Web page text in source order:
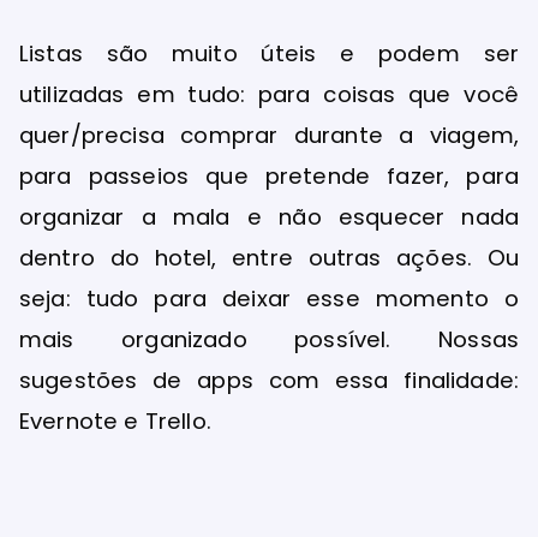
Listas são muito úteis e podem ser
utilizadas em tudo: para coisas que você
quer/precisa comprar durante a viagem,
para passeios que pretende fazer, para
organizar a mala e não esquecer nada
dentro do hotel, entre outras ações. Ou
seja: tudo para deixar esse momento o
mais organizado possível. Nossas
sugestões de apps com essa finalidade:
Evernote e Trello.